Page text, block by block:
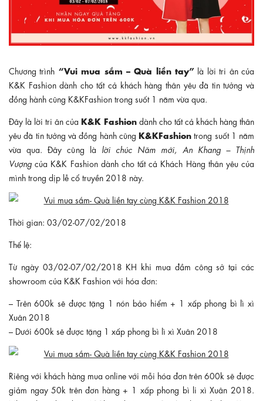
Chương trình “Vui mua sắm – Quà liền tay” là lời tri ân của
K&K Fashion dành cho tất cả khách hàng thân yêu đã tin tưởng và
đồng hành cũng K&KFashion trong suốt 1 năm vừa qua.
Đây là lời tri ân của K&K Fashion dành cho tất cả khách hàng thân
yêu đã tin tưởng và đồng hành cũng K&KFashion trong suốt 1 năm
vừa qua. Đây cũng là lời chúc Năm mới, An Khang – Thịnh
Vượng của K&K Fashion dành cho tất cả Khách Hàng thân yêu của
mình trong dịp lễ cổ truyền 2018 này.
Thời gian: 03/02-07/02/2018
Thể lệ:
Từ ngày 03/02-07/02/2018 KH khi mua đầm công sở tại các
showroom của K&K Fashion với hóa đơn:
– Trên 600k sẽ được tặng 1 nón bảo hiểm + 1 xấp phong bì lì xì
Xuân 2018
– Dưới 600k sẽ được tặng 1 xấp phong bì lì xì Xuân 2018
Riêng với khách hàng mua online với mỗi hóa đơn trên 600k sẽ được
giảm ngay 50k trên đơn hàng + 1 xấp phong bì li xì Xuân 2018.